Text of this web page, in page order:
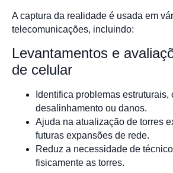
A captura da realidade é usada em
telecomunicações, incluindo:
Levantamentos e
de celular
Identifica problemas estruturais,
desalinhamento ou danos.
Ajuda na atualização de torres
futuras expansões de rede.
Reduz a necessidade de
fisicamente as torres.